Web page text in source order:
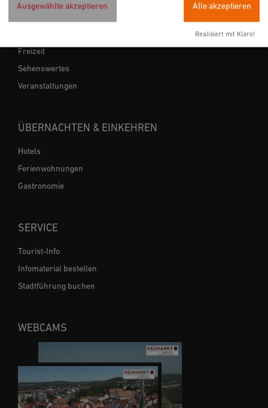
Freizeit
Sehenswertes
Veranstaltungen
ÜBERNACHTEN & EINKEHREN
Hotels
Ferienwohnungen
Gastronomie
SERVICE
Tourist-Info
Infomaterial bestellen
Stadtführung buchen
WEBCAMS
Ausgewählte akzeptieren Alle akzeptieren
Realisiert mit Klaro!